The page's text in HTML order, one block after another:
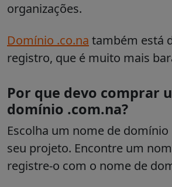
organizações.
Domínio .co.na também está
registro, que é muito mais
Por que devo comprar
domínio .com.na?
Escolha um nome de
seu projeto. Encontre um
registre-o com o nome de